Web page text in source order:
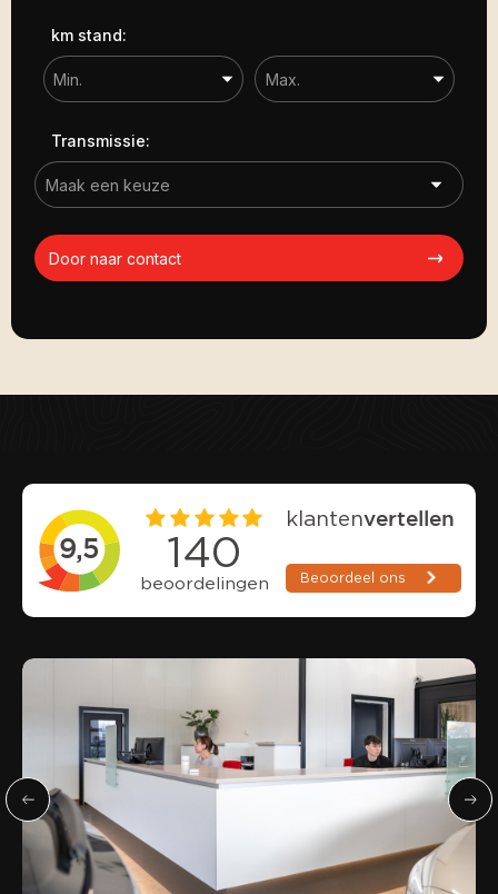
km stand:
Transmissie:
Door naar contact